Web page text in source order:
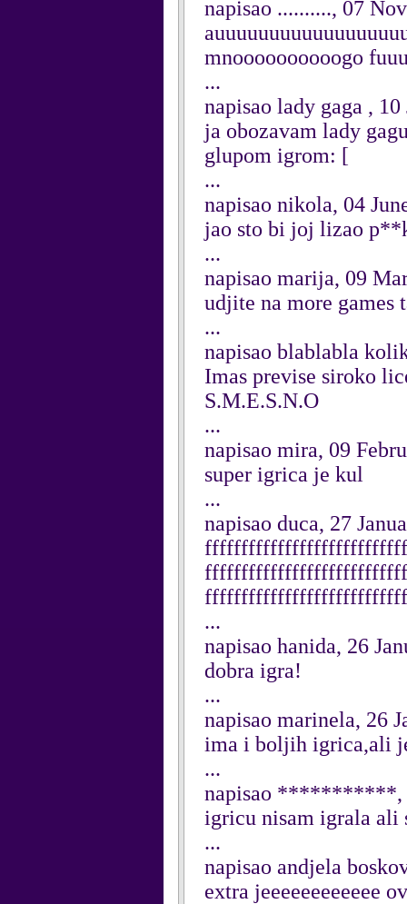
napisao .........., 07
mnoooooooooogo
...
napisao lady gaga , 10
ja obozavam lady
glupom igrom: [
...
napisao nikola, 04
jao sto bi joj lizao
...
napisao marija, 09
udjite na more games
...
napisao blablabla
Imas previse siroko
S.M.E.S.N.O
...
napisao mira, 09
super igrica je kul
...
napisao duca, 27
...
napisao hanida, 26
dobra igra!
...
napisao marinela, 26
ima i boljih igrica,ali
...
napisao ***********,
igricu nisam igrala
...
napisao andjela
extra jeeeeeeeeeeee